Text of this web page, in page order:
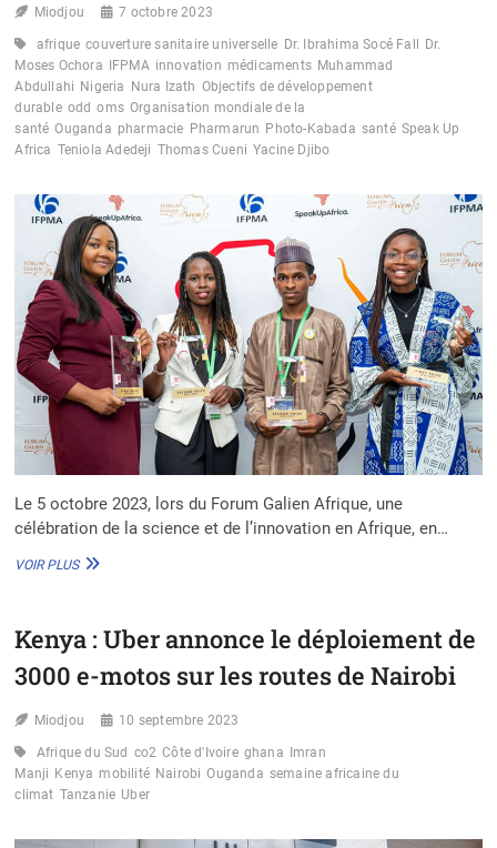
POLLUTION
Miodjou 7 octobre 2023
afrique couverture sanitaire universelle Dr. Ibrahima Socé Fall
Dr.
Moses Ochora
IFPMA innovation médicaments Muhammad
Abdullahi Nigeria Nura Izath Objectifs de développement
durable odd oms Organisation mondiale de la
santé Ouganda pharmacie Pharmarun Photo-Kabada santé Speak Up
Africa Teniola Adedeji Thomas Cueni Yacine Djibo
Le 5 octobre 2023, lors du Forum Galien Afrique, une
célébration de la science et de l’innovation en Afrique, en…
VOIR PLUSCOUVERTURE
QUATRE
AFRICAINS
Kenya : Uber annonce le déploiement de
3000 e-motos sur les routes de Nairobi
Miodjou 10 septembre 2023
Afrique du Sud co2 Côte d'Ivoire ghana
Imran
Manji Kenya mobilité Nairobi Ouganda semaine africaine du
climat Tanzanie Uber